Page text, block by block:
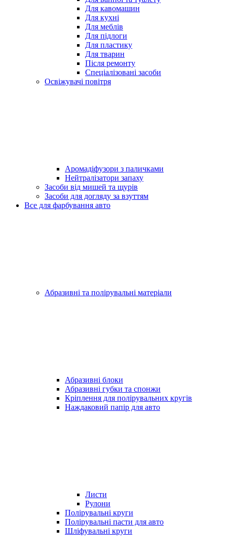
Для кавомашин
Для кухні
Для меблів
Для підлоги
Для пластику
Для тварин
Після ремонту
Спеціалізовані засоби
Освіжувачі повітря
Аромадіфузори з паличками
Нейтралізатори запаху
Засоби від мишей та щурів
Засоби для догляду за взуттям
Все для фарбування авто
Абразивні та полірувальні матеріали
Абразивні блоки
Абразивні губки та спонжи
Кріплення для полірувальних кругів
Наждаковий папір для авто
Листи
Рулони
Полірувальні круги
Полірувальні пасти для авто
Шліфувальні круги